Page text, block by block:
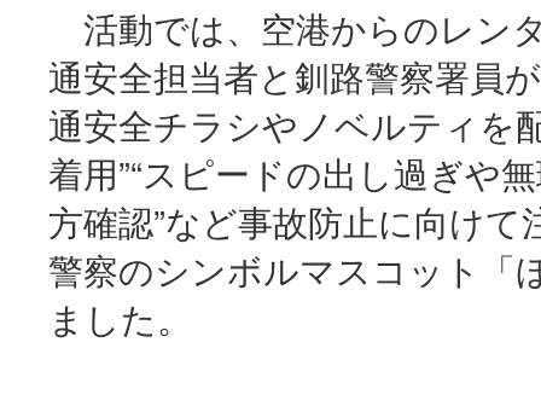
活動では、空港からのレン
通安全担当者と釧路警察署員
通安全チラシやノベルティを
着用”“スピードの出し過ぎや
方確認”など事故防止に向け
警察のシンボルマスコット「
ました。